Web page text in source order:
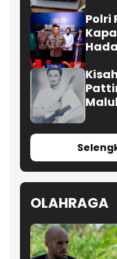
Polri
OLAHRAGA